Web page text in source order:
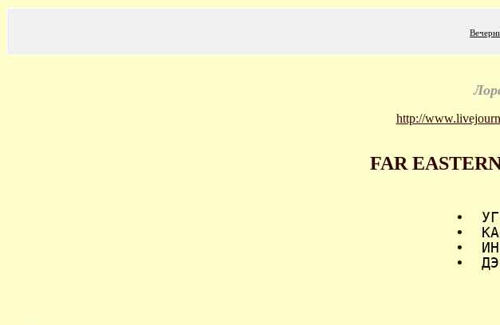
http://
FAR
•
•
•
•